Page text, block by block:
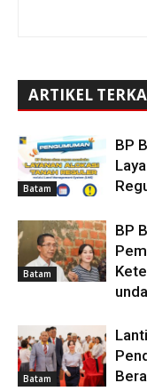
ARTIKEL
Batam
BP
Batam
BP
Batam